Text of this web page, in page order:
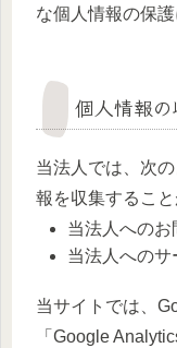
な個人情報の保
個人情報
当法人では、次
報を収集すること
当法人への
当法人への
当サイトでは、
「Google